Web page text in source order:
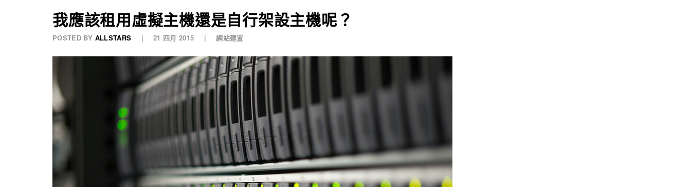
我應該租用虛擬主機還是自行架設主機呢？
POSTED BY ALLSTARS 21 四月 2015 網站建置